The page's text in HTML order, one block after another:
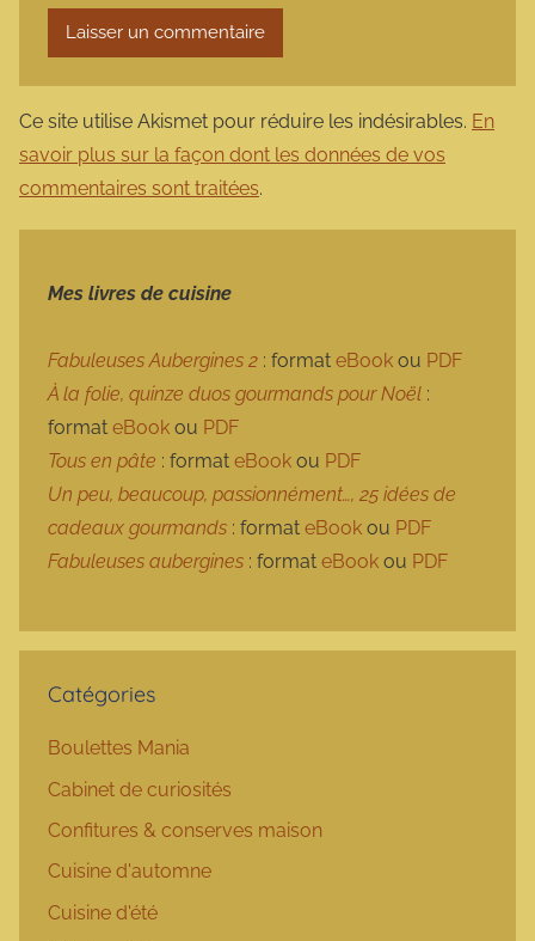
Ce site utilise Akismet pour réduire les indésirables. En
savoir plus sur la façon dont les données de vos
commentaires sont traitées.
Mes livres de cuisine
Fabuleuses Aubergines 2 : format eBook ou PDF
À la folie, quinze duos gourmands pour Noël :
format eBook ou PDF
Tous en pâte : format eBook ou PDF
Un peu, beaucoup, passionnément…, 25 idées de
cadeaux gourmands : format eBook ou PDF
Fabuleuses aubergines : format eBook ou PDF
Catégories
Boulettes Mania
Cabinet de curiosités
Confitures & conserves maison
Cuisine d'automne
Cuisine d'été